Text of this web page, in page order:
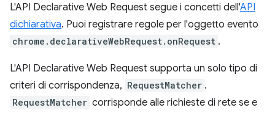
L'API Declarative Web Request segue i concetti dell'API
dichiarativa. Puoi registrare regole per l'oggetto evento
chrome.declarativeWebRequest.onRequest .
L'API Declarative Web Request supporta un solo tipo di
criteri di corrispondenza, RequestMatcher .
RequestMatcher corrisponde alle richieste di rete se e